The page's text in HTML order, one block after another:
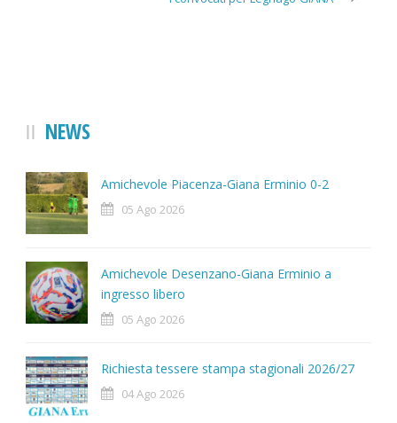
NEWS
Amichevole Piacenza-Giana Erminio 0-2
05 Ago 2026
Amichevole Desenzano-Giana Erminio a
ingresso libero
05 Ago 2026
Richiesta tessere stampa stagionali 2026/27
04 Ago 2026